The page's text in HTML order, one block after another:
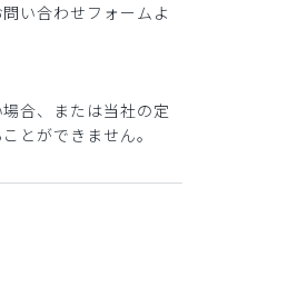
い合わせフォームよ
合、または当社の定
とができません。